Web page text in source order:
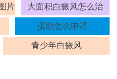
片 大面积白癜风怎么治
援助怎么申请
青少年白癜风